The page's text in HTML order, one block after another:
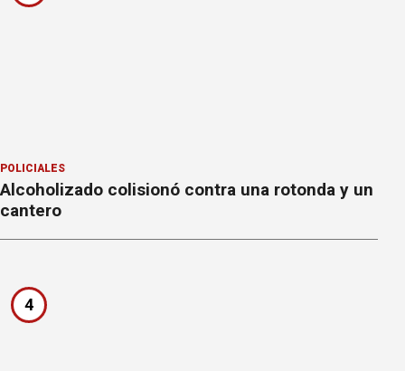
POLICIALES
Alcoholizado colisionó contra una rotonda y un
cantero
4